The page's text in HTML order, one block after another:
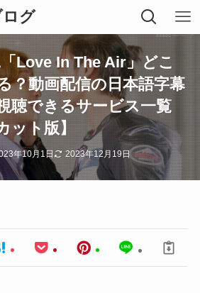
グ
Love In The Air」どこ
？動画配信の日本語字幕
聴できるサービス一覧
ット版】
年10月1日 2023年12月19日